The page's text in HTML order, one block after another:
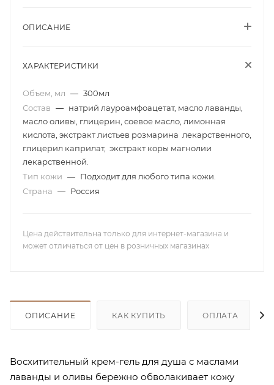
ОПИСАНИЕ
ХАРАКТЕРИСТИКИ
Объем, мл — 300мл
Состав — натрий лауроамфоацетат, масло лаванды,
масло оливы, глицерин, соевое масло, лимонная
кислота, экстракт листьев розмарина лекарственного,
глицерил каприлат, экстракт коры магнолии
лекарственной.
Тип кожи — Подходит для любого типа кожи.
Страна — Россия
Цена действительна только для интернет-магазина и
может отличаться от цен в розничных магазинах
ОПИСАНИЕ КАК КУПИТЬ ОПЛАТА
Восхитительный крем-гель для душа с маслами
лаванды и оливы бережно обволакивает кожу